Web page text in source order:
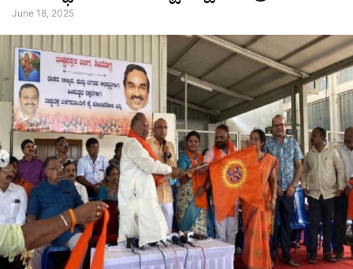
June 18, 2025